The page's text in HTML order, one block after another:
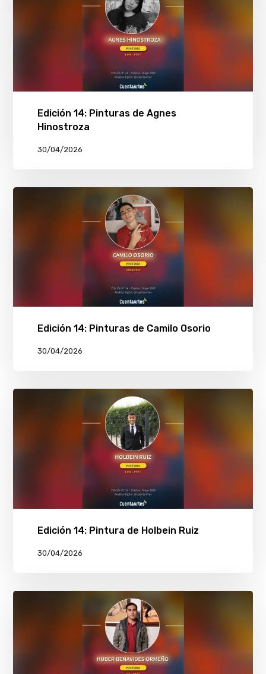
Edición 14: Pinturas de Agnes
Hinostroza
30/04/2026
Edición 14: Pinturas de Camilo Osorio
30/04/2026
Edición 14: Pintura de Holbein Ruiz
30/04/2026